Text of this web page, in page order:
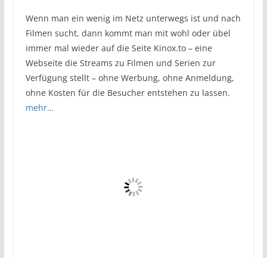
Wenn man ein wenig im Netz unterwegs ist und nach
Filmen sucht, dann kommt man mit wohl oder übel
immer mal wieder auf die Seite Kinox.to – eine
Webseite die Streams zu Filmen und Serien zur
Verfügung stellt – ohne Werbung, ohne Anmeldung,
ohne Kosten für die Besucher entstehen zu lassen.
mehr…